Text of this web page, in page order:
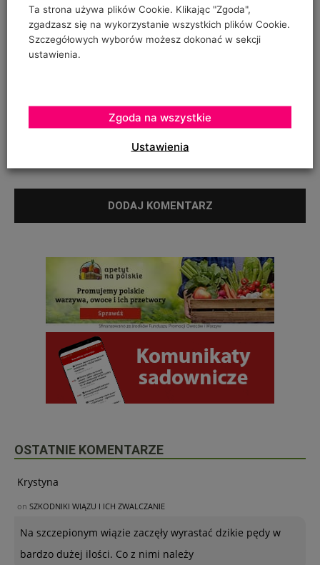
ZGODA NA PRZETWARZANIE DANYCH OSOBOWYCH*
I have read and accepted thePrivacy Policy
OSTATNIE KOMENTARZE
Krystyna
on SZKODNIKI WIĄZU I ICH ZWALCZANIE
Na szczepionym wiązie zaczęły wyrastać dzikie pędy w
bardzo dużej ilości. Co z nimi należy
Ta strona używa plików Cookie. Klikając "Zgoda",
zgadzasz się na wykorzystanie wszystkich plików Cookie.
Szczegółowych wyborów możesz dokonać w sekcji
ustawienia.
Ustawienia
Zgoda na wszystkie